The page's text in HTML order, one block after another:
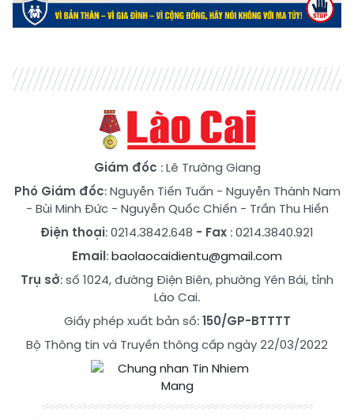
Giám đốc : Lê Trường Giang
Phó Giám đốc:Nguyễn Tiến Tuấn - Nguyễn Thành Nam
- Bùi Minh Đức- Nguyễn Quốc Chiến - Trần Thu Hiền
Điện thoại: 0214.3842.648 - Fax : 0214.3840.921
Email:baolaocaidientu@gmail.com
Trụ sở: số 1024, đường Điện Biên, phường Yên Bái, tỉnh
Lào Cai.
Giấy phép xuất bản số:150/GP-BTTTT
Bộ Thông tin và Truyền thông cấp ngày 22/03/2022